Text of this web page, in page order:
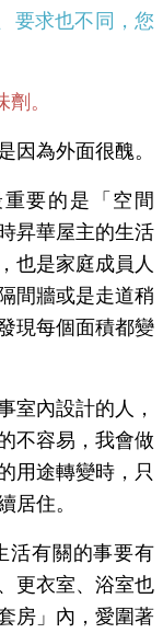
要求也不同，您
。
因為外面很醜。
要的是「空間
昇華屋主的生活
也是家庭成員人
間牆或是走道稍
現每個面積都變
室內設計的人，
不容易，我會做
用途轉變時，只
居住。
活有關的事要有
更衣室、浴室也
房」內，愛圍著